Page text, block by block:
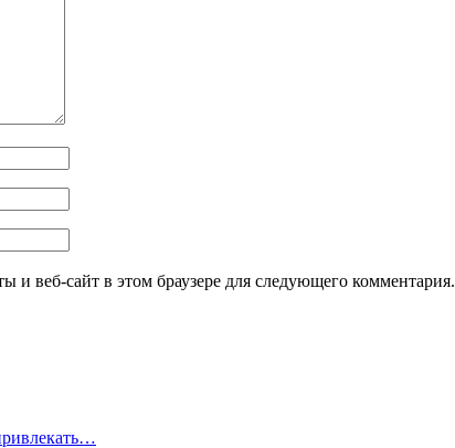
и веб-сайт в этом браузере для следующего комментария.